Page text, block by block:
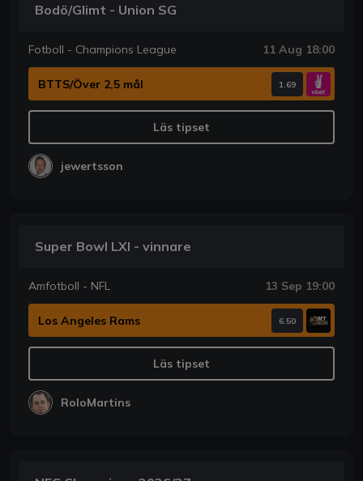
Bodö/Glimt - Union SG
Fotboll - Champions League 11 Aug 18:00
BTTS/Över 2,5 mål 1.69
Läs tipset
jewertsson
Super Bowl LXI - vinnare
Amfotboll - NFL 13 Sep 19:00
Los Angeles Rams 6.50
Läs tipset
RoloMartins